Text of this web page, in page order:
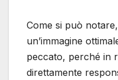
Come si può
un’immagine
peccato, perché in
direttamente